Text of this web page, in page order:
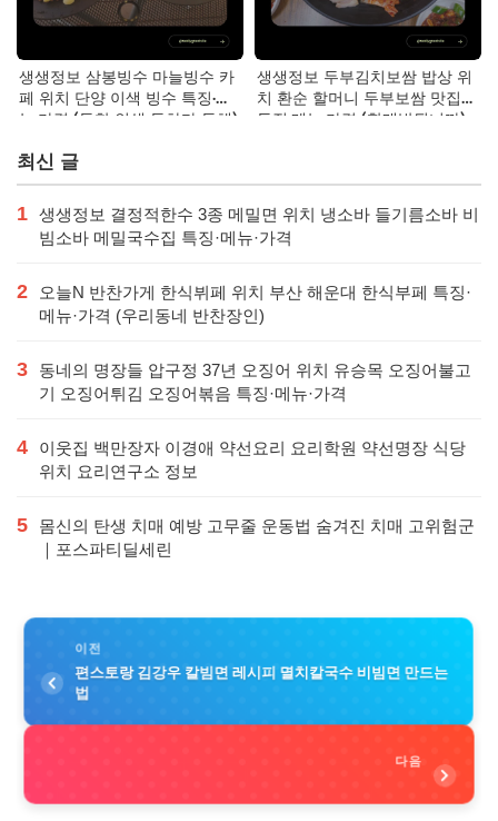
생생정보 삼봉빙수 마늘빙수 카
페 위치 단양 이색 빙수 특징·메
뉴·가격 (독한 인생 독하다 독해)
생생정보 두부김치보쌈 밥상 위
치 환순 할머니 두부보쌈 맛집
특징·메뉴·가격 (할매밥됩니까)
최신 글
1 생생정보 결정적한수 3종 메밀면 위치 냉소바 들기름소바 비
빔소바 메밀국수집 특징·메뉴·가격
2
오늘N 반찬가게 한식뷔페 위치 부산 해운대 한식부페 특징·
메뉴·가격 (우리동네 반찬장인)
3
동네의 명장들 압구정 37년 오징어 위치 유승목 오징어불고
기 오징어튀김 오징어볶음 특징·메뉴·가격
4
이웃집 백만장자 이경애 약선요리 요리학원 약선명장 식당
위치 요리연구소 정보
5
몸신의 탄생 치매 예방 고무줄 운동법 숨겨진 치매 고위험군
｜포스파티딜세린
이전
편스토랑 김강우 칼빔면 레시피 멸치칼국수 비빔면 만드는
법
다음